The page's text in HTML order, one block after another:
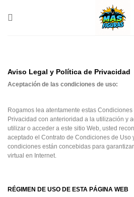
contenido
Aviso Legal y Política de Privacidad
Aceptación de las condiciones de uso:
Rogamos lea atentamente estas
Privacidad con anterioridad a la utilización y
utilizar o acceder a este sitio Web, usted
aceptado el Contrato de Condiciones de Uso
condiciones están concebidas para
virtual en Internet.
RÉGIMEN DE USO DE ESTA PÁGINA WEB